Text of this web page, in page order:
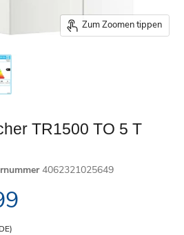
Zum Zoomen tippen
TR1500 TO 5 T
4062321025649